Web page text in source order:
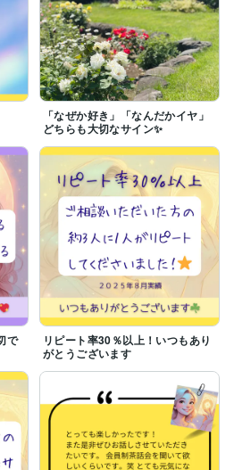
「なぜか好き」「なんだかイヤ」
どちらも大切なサイン✨
で
リピート率30％以上！いつもあり
がとうございます